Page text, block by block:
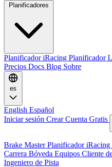
Planificador iRacing Planificador
Precios Docs Blog Sobre
es
English Español
Iniciar sesión Crear Cuenta Gratis
Brake MasterPlanificador iRacing
Carrera Bóveda Equipos Cliente
Ingeniero de Pista